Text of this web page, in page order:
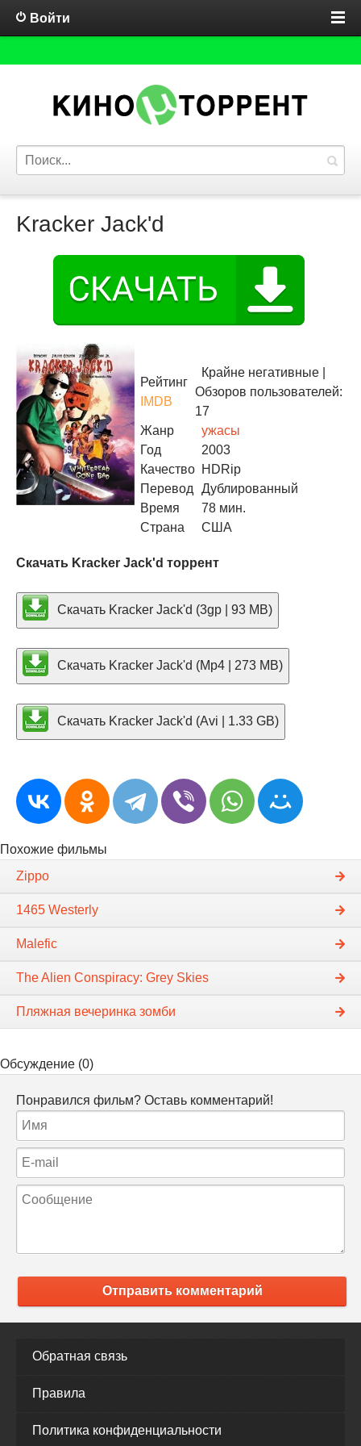
Войти
Kracker Jack'd
Рейтинг
IMDB
Крайне негативные
Обзоров пользователей:
17
Жанр
ужасы
Год
2003
Качество HDRip
Перевод
Дублированный
Время
78 мин.
Страна
США
Скачать Kracker Jack'd торрент
Скачать Kracker Jack'd (3gp | 93 MB)
Скачать Kracker Jack'd (Mp4 | 273 MB)
Скачать Kracker Jack'd (Avi | 1.33 GB)
Похожие фильмы
Zippo
1465 Westerly
Malefic
The Alien Conspiracy: Grey Skies
Пляжная вечеринка зомби
Обсуждение (0)
Понравился фильм? Оставь комментарий!
Отправить комментарий
Обратная связь
Правила
Политика конфиденциальности